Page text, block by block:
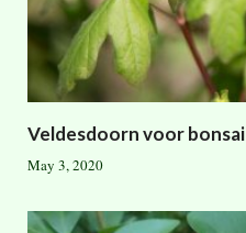
Veldesdoorn voor bonsai
May 3, 2020